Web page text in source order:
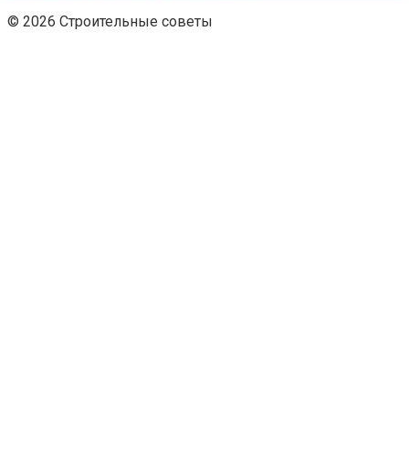
© 2026 Строительные советы